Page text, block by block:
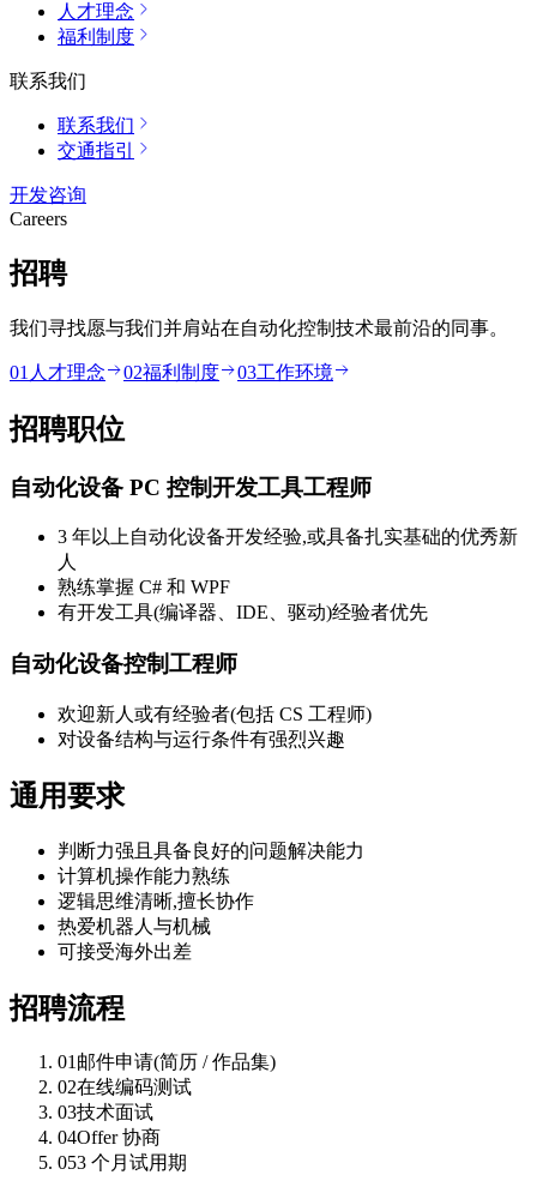
人才理念
福利制度
联系我们
联系我们
交通指引
开发咨询
Careers
招聘
我们寻找愿与我们并肩站在自动化控制技术最前沿的同事。
01 人才理念 02福利制度 03工作环境
招聘职位
自动化设备 PC 控制开发工具工程师
3 年以上自动化设备开发经验,或具备扎实基础的优秀新
人
熟练掌握 C# 和 WPF
有开发工具(编译器、IDE、驱动)经验者优先
自动化设备控制工程师
欢迎新人或有经验者(包括 CS 工程师)
对设备结构与运行条件有强烈兴趣
通用要求
判断力强且具备良好的问题解决能力
计算机操作能力熟练
逻辑思维清晰,擅长协作
热爱机器人与机械
可接受海外出差
招聘流程
01邮件申请(简历 / 作品集)
02在线编码测试
03技术面试
04Offer 协商
053 个月试用期